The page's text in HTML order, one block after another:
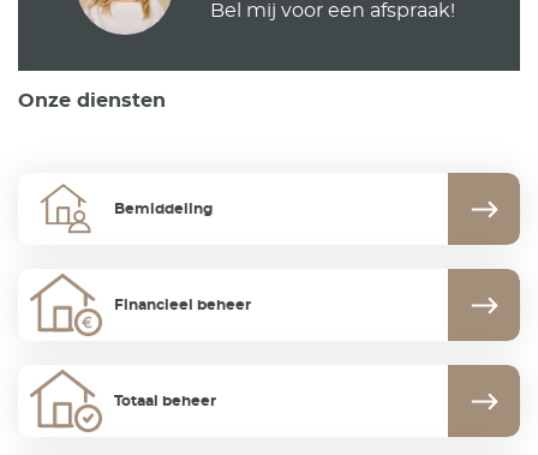
Bel mij voor een afspraak!
Onze diensten
Bemiddeling
Financieel beheer
Totaal beheer